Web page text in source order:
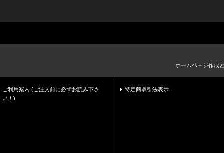
ホームページ作成
ご利用案内 (ご注文前に必ずお読み下さ
い！)
特定商取引法表示